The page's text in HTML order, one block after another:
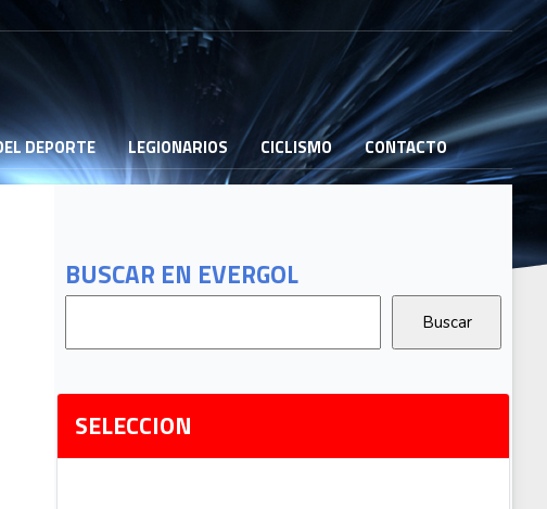
DEPORTE LEGIONARIOS CICLISMO CONTACTO
BUSCAR EN EVERGOL
SELECCION